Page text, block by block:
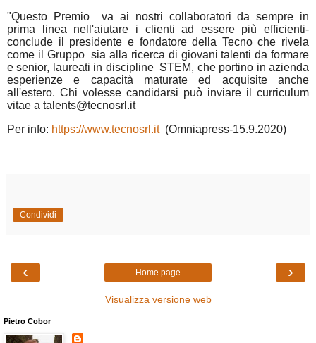
"Questo Premio
va ai nostri collaboratori da sempre in
prima linea nell'aiutare i clienti ad essere più efficienti-
conclude il presidente e fondatore della Tecno che rivela
come il Gruppo sia alla ricerca di giovani talenti da formare
e senior, laureati in discipline STEM, che portino in azienda
esperienze e capacità maturate ed acquisite anche
all'estero. Chi volesse candidarsi può inviare il curriculum
vitae a talents@tecnosrl.it
Per info: https://www.tecnosrl.it(Omniapress-15.9.2020)
Condividi
‹ ›
Home page
Visualizza versione web
Pietro Cobor